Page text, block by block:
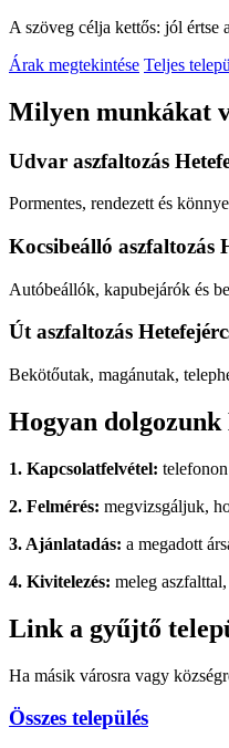
A szöveg célja kettős: jól értse
Árak megtekintése Teljes
Milyen munkákat
Udvar aszfaltozás
Pormentes, rendezett és
Kocsibeálló aszfaltozás
Autóbeállók, kapubejárók és
Út aszfaltozás
Bekötőutak, magánutak,
Hogyan
1. Kapcsolatfelvétel:
2. Felmérés: megvizsgáljuk,
3. Ajánlatadás: a megadott
4. Kivitelezés: meleg
Link a gyűjtő
Ha másik városra vagy
Összes település